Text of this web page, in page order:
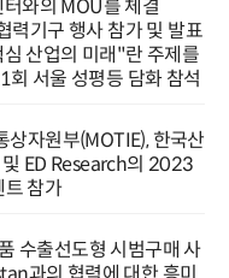
와의 MOU를 체결
력기구 행사 참가 및 발표
산업의 미래"란 주제를
회 서울 성평등 담화 참석
상자원부(MOTIE), 한국산
ED Research의 2023
트 참가
수출선도형 시범구매 사